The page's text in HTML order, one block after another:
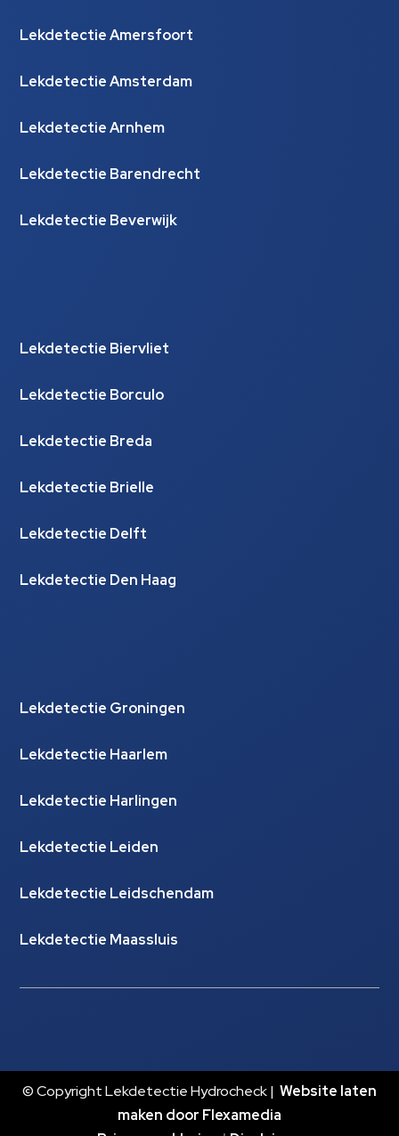
Lekdetectie Amersfoort
Lekdetectie Amsterdam
Lekdetectie Arnhem
Lekdetectie Barendrecht
Lekdetectie Beverwijk
Lekdetectie Biervliet
Lekdetectie Borculo
Lekdetectie Breda
Lekdetectie Brielle
Lekdetectie Delft
Lekdetectie Den Haag
Lekdetectie Groningen
Lekdetectie Haarlem
Lekdetectie Harlingen
Lekdetectie Leiden
Lekdetectie Leidschendam
Lekdetectie Maassluis
© Copyright Lekdetectie Hydrocheck | Website laten
maken door Flexamedia